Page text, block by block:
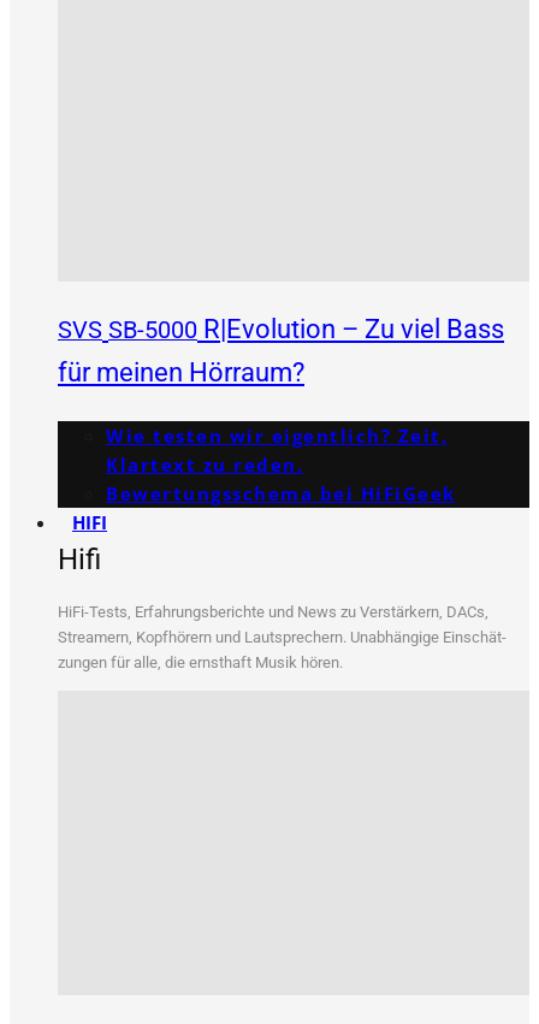
SVS SB-5000 R|Evolution – Zu viel Bass
für meinen Hörraum?
Wie testen wir eigentlich? Zeit,
Klartext zu reden.
Bewertungs­schema bei HiFiGeek
HIFI
Hifi
HiFi-Tests, Erfah­rungs­be­rich­te und News zu Ver­stär­kern, DACs,
Strea­mern, Kopf­hö­rern und Laut­spre­chern. Unab­hän­gi­ge Ein­schät­
zun­gen für alle, die ernst­haft Musik hören.